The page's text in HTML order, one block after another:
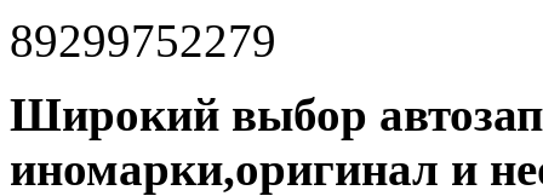
89299752279
Широкий выбор
иномарки,оригинал и